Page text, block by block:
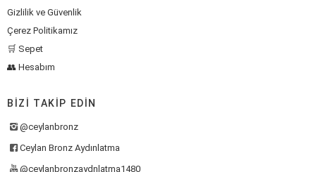
Gizlilik ve Güvenlik
Çerez Politikamız
🛒 Sepet
👥 Hesabım
BIZI TAKIP EDIN
@ceylanbronz
Ceylan Bronz Aydınlatma
@ceylanbronzaydnlatma1480